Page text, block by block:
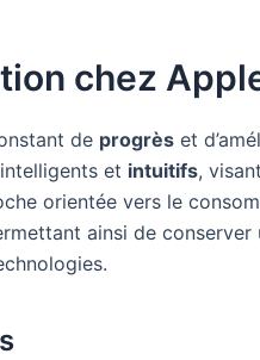
chez
de progrès et
et intuitifs,
orientée vers le
ainsi de